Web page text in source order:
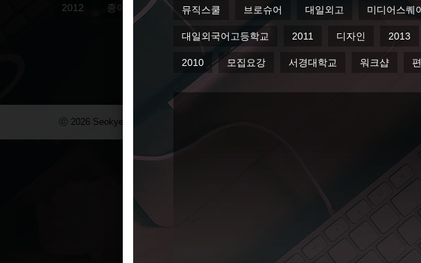
2012 종이집 베이비 2010 모집요강 서경대학교 워크샵
ⓒ 2026 Seokyeong Institute & Company. All Right Reserved.